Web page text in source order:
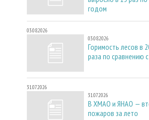
годом
03.08.2026
03.08.2026
Горимость лесов в
раза по сравнению
31.07.2026
31.07.2026
В ХМАО и ЯНАО —
пожаров за лето